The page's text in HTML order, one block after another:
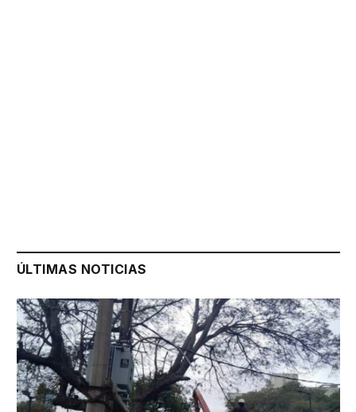
ÚLTIMAS NOTICIAS